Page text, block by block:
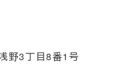
野3丁目8番1号